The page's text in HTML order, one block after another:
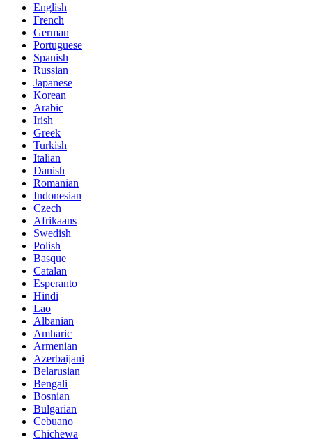
English
French
German
Portuguese
Spanish
Russian
Japanese
Korean
Arabic
Irish
Greek
Turkish
Italian
Danish
Romanian
Indonesian
Czech
Afrikaans
Swedish
Polish
Basque
Catalan
Esperanto
Hindi
Lao
Albanian
Amharic
Armenian
Azerbaijani
Belarusian
Bengali
Bosnian
Bulgarian
Cebuano
Chichewa